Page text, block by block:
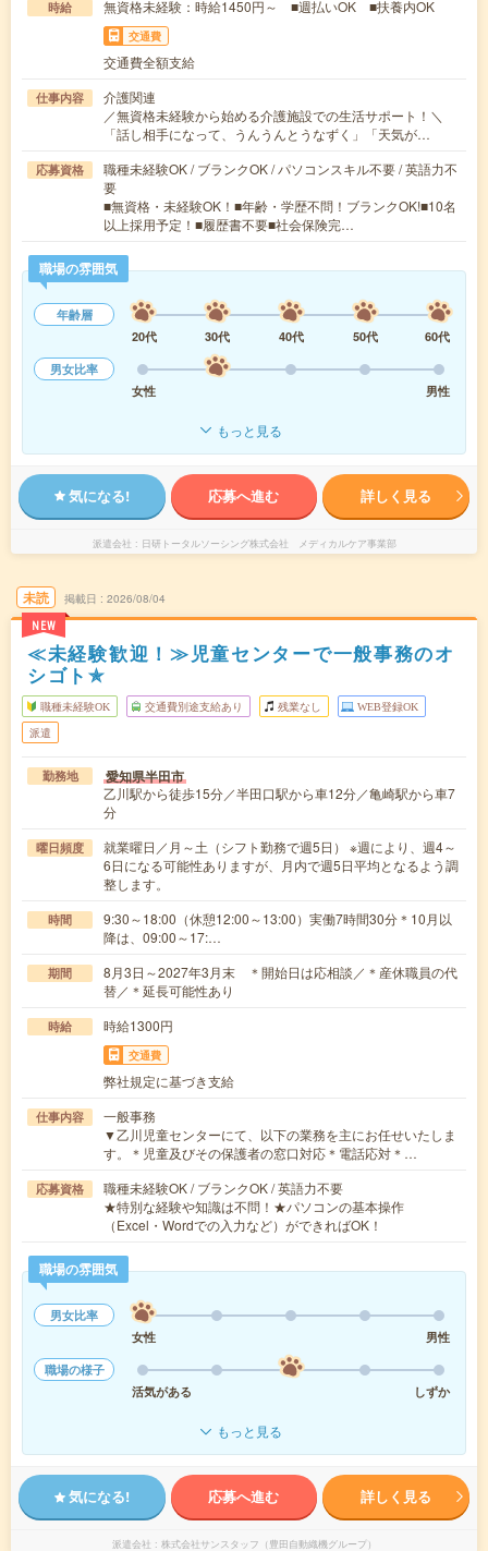
時給 無資格未経験：時給1450円～ ■週払いOK ■扶養内OK
交通費
交通費全額支給
仕事内容
介護関連
／無資格未経験から始める介護施設での生活サポート！＼
「話し相手になって、うんうんとうなずく」「天気が…
応募資格
職種未経験OK / ブランクOK / パソコンスキル不要 / 英語力不
要
■無資格・未経験OK！■年齢・学歴不問！ブランクOK!■10名
以上採用予定！■履歴書不要■社会保険完…
職場の雰囲気
年齢層
20代
30代 40代 50代
60代
男女比率
女性
男性
もっと見る
気になる! 応募へ進む 詳しく見る
派遣会社 日研トータルソーシング株式会社 メディカルケア事業部
未読
NEW
掲載日 2026/08/04
≪未経験歓迎！≫児童センターで一般事務のオ
シゴト✯
職種未経験OK 交通費別途支給あり 残業なし WEB登録OK
派遣
勤務地 愛知県半田市
乙川駅から徒歩15分／半田口駅から車12分／亀崎駅から車7
分
曜日頻度
就業曜日／月～土（シフト勤務で週5日） ※週により、週4～
6日になる可能性ありますが、月内で週5日平均となるよう調
整します。
時間
9:30～18:00（休憩12:00～13:00）実働7時間30分＊10月以
降は、09:00～17:…
期間
8月3日～2027年3月末 ＊開始日は応相談／＊産休職員の代
替／＊延長可能性あり
時給 時給1300円
交通費
弊社規定に基づき支給
仕事内容
一般事務
▼乙川児童センターにて、以下の業務を主にお任せいたしま
す。＊児童及びその保護者の窓口対応＊電話応対＊…
応募資格
職種未経験OK / ブランクOK / 英語力不要
★特別な経験や知識は不問！★パソコンの基本操作
（Excel・Wordでの入力など）ができればOK！
職場の雰囲気
男女比率
女性
男性
職場の様子
活気がある
しずか
もっと見る
気になる! 応募へ進む 詳しく見る
派遣会社 株式会社サンスタッフ（豊田自動織機グループ）